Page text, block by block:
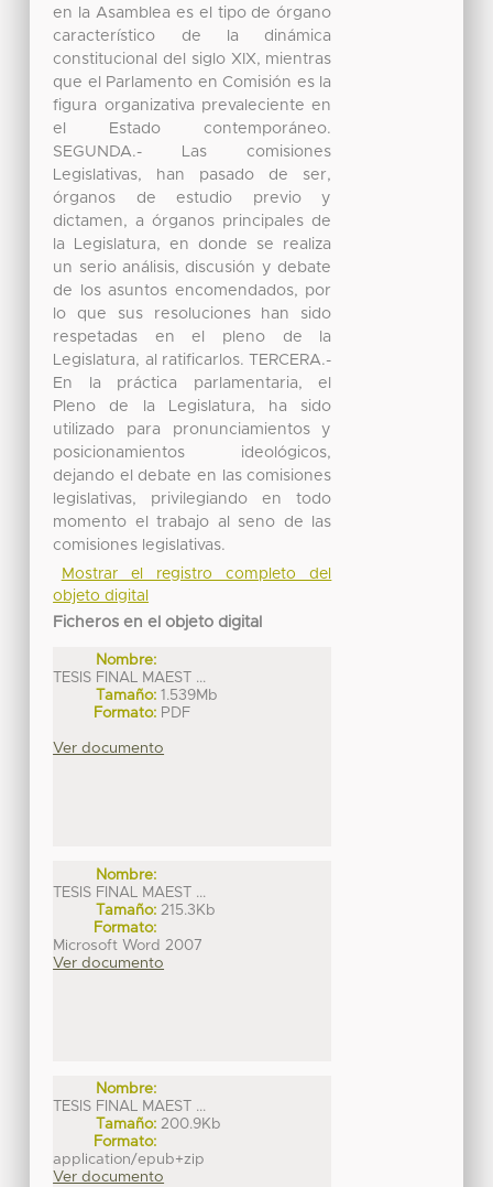
en la Asamblea es el tipo de órgano
característico de la dinámica
constitucional del siglo XIX, mientras
que el Parlamento en Comisión es la
figura organizativa prevaleciente en
el Estado contemporáneo.
SEGUNDA.- Las comisiones
Legislativas, han pasado de ser,
órganos de estudio previo y
dictamen, a órganos principales de
la Legislatura, en donde se realiza
un serio análisis, discusión y debate
de los asuntos encomendados, por
lo que sus resoluciones han sido
respetadas en el pleno de la
Legislatura, al ratificarlos. TERCERA.-
En la práctica parlamentaria, el
Pleno de la Legislatura, ha sido
utilizado para pronunciamientos y
posicionamientos ideológicos,
dejando el debate en las comisiones
legislativas, privilegiando en todo
momento el trabajo al seno de las
comisiones legislativas.
Mostrar el registro completo del
objeto digital
Ficheros en el objeto digital
Nombre:
TESIS FINAL MAEST ...
Tamaño: 1.539Mb
Formato: PDF
Ver documento
Nombre:
TESIS FINAL MAEST ...
Tamaño: 215.3Kb
Formato:
Microsoft Word 2007
Ver documento
Nombre:
TESIS FINAL MAEST ...
Tamaño: 200.9Kb
Formato:
application/epub+zip
Ver documento